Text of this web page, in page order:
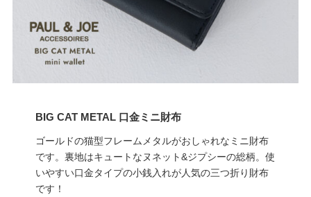
BIG CAT METAL 口金ミニ財布
ゴールドの猫型フレームメタルがおしゃれなミニ財布
です。裏地はキュートなヌネット&ジプシーの総柄。使
いやすい口金タイプの小銭入れが人気の三つ折り財布
です！